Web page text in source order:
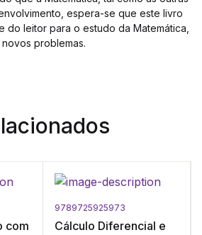
espera-se que este livro
do leitor para o estudo da Matemática,
problemas.
com
9789725925973
Cálculo Diferencial e